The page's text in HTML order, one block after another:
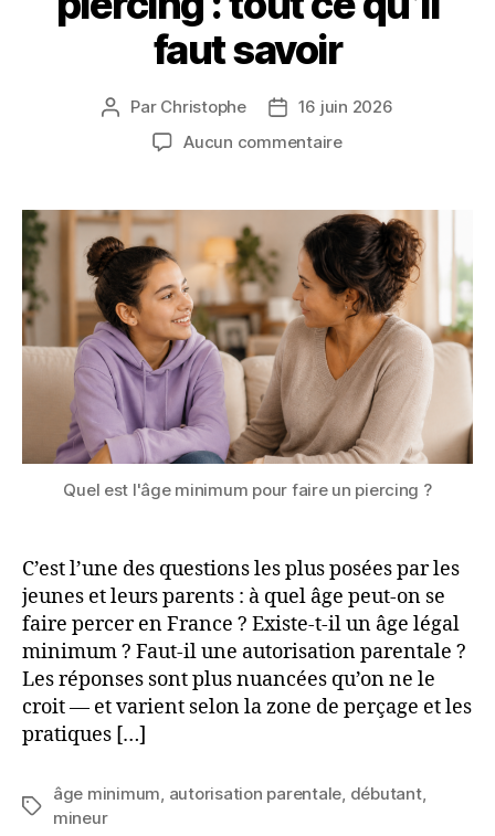
faut savoir
Auteur
l’article
Par Christophe
Date16 juin 2026
Aucun commentairesur
pour
un
piercing
:
tout
ce
qu’il
faut
savoir
Quel est l'âge minimum pour faire un piercing ?
C’est l’une des questions les plus posées par les
jeunes et leurs parents : à quel âge peut-on se
faire percer en France ? Existe-t-il un âge légal
minimum ? Faut-il une autorisation parentale ?
Les réponses sont plus nuancées qu’on ne le
croit — et varient selon la zone de perçage et les
pratiques […]
Étiquettes
âge minimum, autorisation parentale, débutant,
mineur